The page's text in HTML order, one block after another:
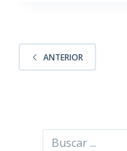
ANTERIOR
Buscar